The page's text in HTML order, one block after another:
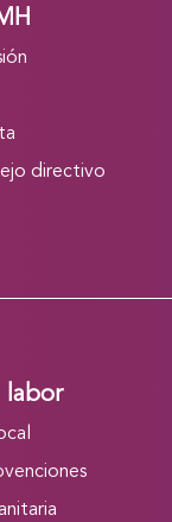
directivo
labor